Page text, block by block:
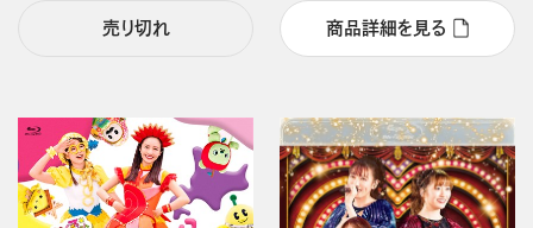
売り切れ 商品詳細を見る